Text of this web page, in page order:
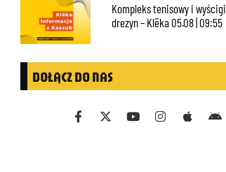
Kompleks tenisowy i wyścigi
drezyn – Klëka 05.08 | 09:55
DOŁĄCZ DO NAS